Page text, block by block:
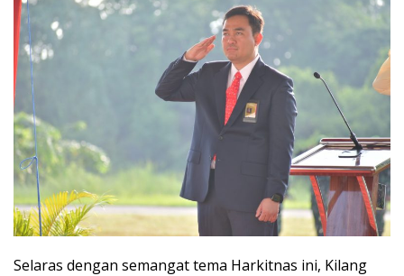
Selaras dengan semangat tema Harkitnas ini, Kilang